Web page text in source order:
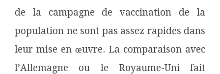
de la campagne de vaccination de la
population ne sont pas assez rapides dans
leur mise en œuvre. La comparaison avec
l’Allemagne ou le Royaume-Uni fait